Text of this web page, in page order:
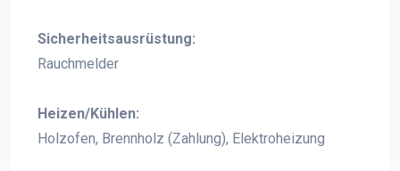
Sicherheitsausrüstung:
Rauchmelder
Heizen/Kühlen:
Holzofen, Brennholz (Zahlung), Elektroheizung